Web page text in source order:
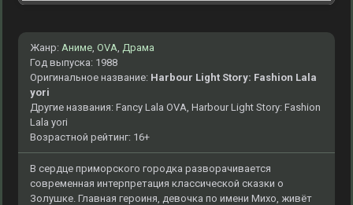
Жанр: Аниме, OVA, Драма
Год выпуска: 1988
Оригинальное название: Harbour Light Story: Fashion Lala
yori
Другие названия: Fancy Lala OVA, Harbour Light Story: Fashion
Lala yori
Возрастной рейтинг: 16+
В сердце приморского городка разворачивается
современная интерпретация классической сказки о
Золушке. Главная героиня, девочка по имени Михо, живёт